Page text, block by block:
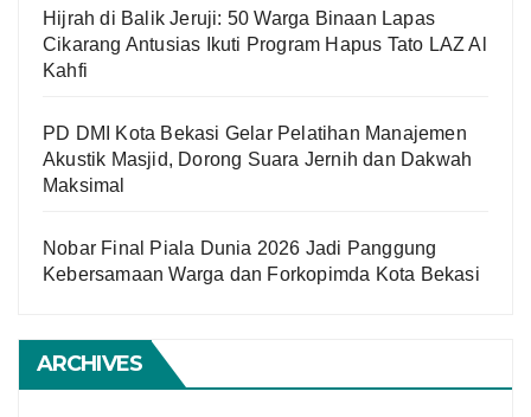
Hijrah di Balik Jeruji: 50 Warga Binaan Lapas
Cikarang Antusias Ikuti Program Hapus Tato LAZ Al
Kahfi
PD DMI Kota Bekasi Gelar Pelatihan Manajemen
Akustik Masjid, Dorong Suara Jernih dan Dakwah
Maksimal
Nobar Final Piala Dunia 2026 Jadi Panggung
Kebersamaan Warga dan Forkopimda Kota Bekasi
ARCHIVES